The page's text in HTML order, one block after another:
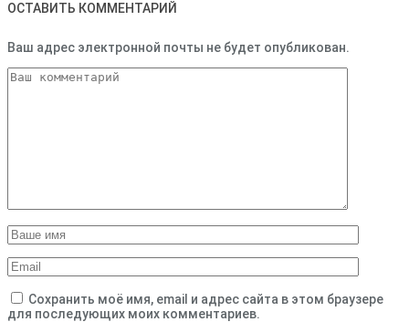
ОСТАВИТЬ КОММЕНТАРИЙ
Ваш адрес электронной почты не будет опубликован.
Сохранить моё имя, email и адрес сайта в этом браузере
для последующих моих комментариев.